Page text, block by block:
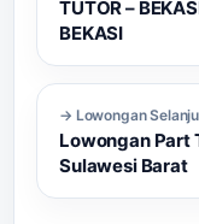
TUTOR –
BEKASI
→ Lowongan
Lowongan Part
Sulawesi Barat